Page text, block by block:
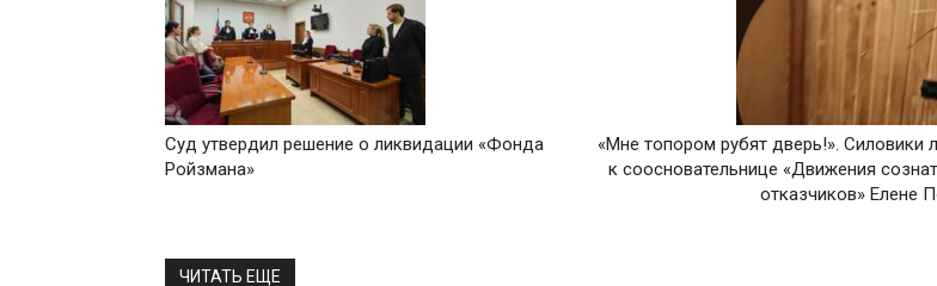
Суд утвердил решение о ликвидации «Фонда
Ройзмана»
«Мне топором рубят дверь!». Силовики
к соосновательнице «Движения
отказчиков» Елене
ЧИТАТЬ ЕЩЕ